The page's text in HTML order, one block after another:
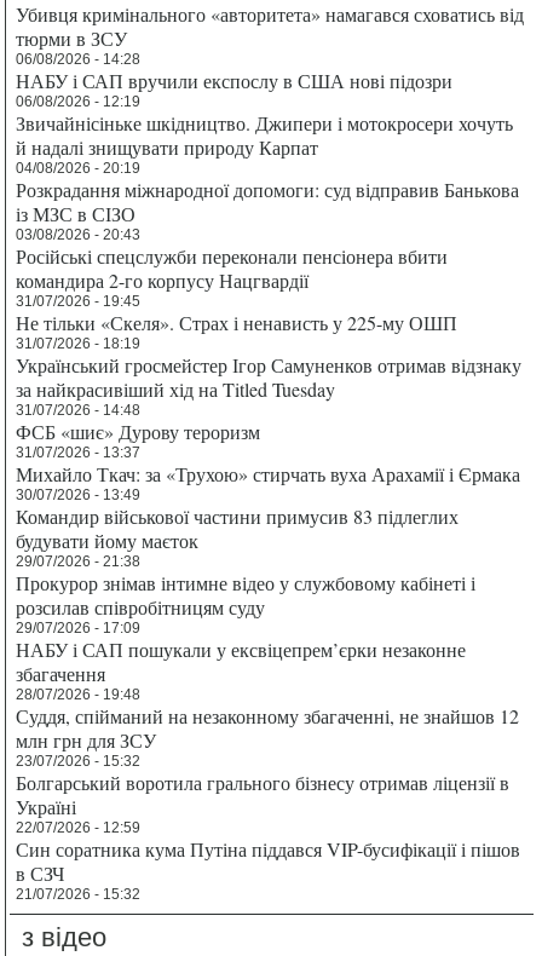
Убивця кримінального «авторитета» намагався сховатись від
тюрми в ЗСУ
06/08/2026 - 14:28
НАБУ і САП вручили експослу в США нові підозри
06/08/2026 - 12:19
Звичайнісіньке шкідництво. Джипери і мотокросери хочуть
й надалі знищувати природу Карпат
04/08/2026 - 20:19
Розкрадання міжнародної допомоги: суд відправив Банькова
із МЗС в СІЗО
03/08/2026 - 20:43
Російські спецслужби переконали пенсіонера вбити
командира 2-го корпусу Нацгвардії
31/07/2026 - 19:45
Не тільки «Скеля». Страх і ненависть у 225-му ОШП
31/07/2026 - 18:19
Український гросмейстер Ігор Самуненков отримав відзнаку
за найкрасивіший хід на Titled Tuesday
31/07/2026 - 14:48
ФСБ «шиє» Дурову тероризм
31/07/2026 - 13:37
Михайло Ткач: за «Трухою» стирчать вуха Арахамії і Єрмака
30/07/2026 - 13:49
Командир військової частини примусив 83 підлеглих
будувати йому маєток
29/07/2026 - 21:38
Прокурор знімав інтимне відео у службовому кабінеті і
розсилав співробітницям суду
29/07/2026 - 17:09
НАБУ і САП пошукали у ексвіцепрем’єрки незаконне
збагачення
28/07/2026 - 19:48
Суддя, спійманий на незаконному збагаченні, не знайшов 12
млн грн для ЗСУ
23/07/2026 - 15:32
Болгарський воротила грального бізнесу отримав ліцензії в
Україні
22/07/2026 - 12:59
Син соратника кума Путіна піддався VIP-бусифікації і пішов
в СЗЧ
21/07/2026 - 15:32
з відео